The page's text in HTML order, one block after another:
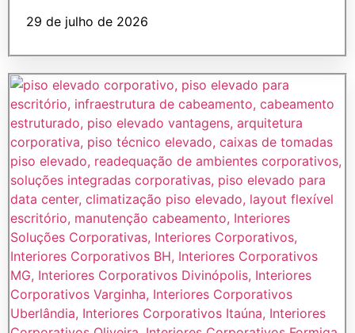
29 de julho de 2026